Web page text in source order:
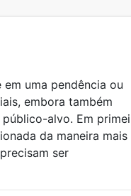
uma pendência ou
embora também
alvo. Em
da maneira mais
ser